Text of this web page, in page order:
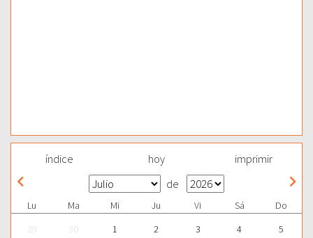
índice hoy imprimir
de
Lu Ma Mi Ju Vi Sá
Do
29
30 1 2 3 4 5